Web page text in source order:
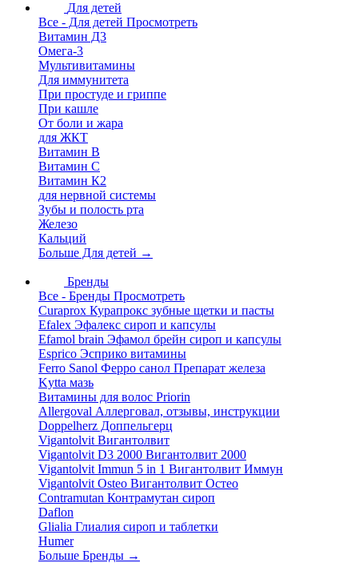
Для детей
Все - Для детей Просмотреть
Витамин Д3
Омега-3
Мультивитамины
Для иммунитета
При простуде и гриппе
При кашле
От боли и жара
для ЖКТ
Витамин В
Витамин С
Витамин К2
для нервной системы
Зубы и полость рта
Железо
Кальций
Больше Для детей →
Бренды
Все - Бренды Просмотреть
Curaprox Курапрокс зубные щетки и пасты
Efalex Эфалекс сироп и капсулы
Efamol brain Эфамол брейн сироп и капсулы
Esprico Эсприко витамины
Ferro Sanol Ферро санол Препарат железа
Kytta мазь
Витамины для волос Priorin
Allergoval Аллерговал, отзывы, инструкции
Doppelherz Доппельгерц
Vigantolvit Вигантолвит
Vigantolvit D3 2000 Вигантолвит 2000
Vigantolvit Immun 5 in 1 Вигантолвит Иммун
Vigantolvit Osteo Вигантолвит Остео
Contramutan Контрамутан сироп
Daflon
Glialia Глиалия сироп и таблетки
Humer
Больше Бренды →